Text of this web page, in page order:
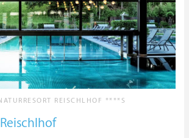
REISCHLHOF ****S